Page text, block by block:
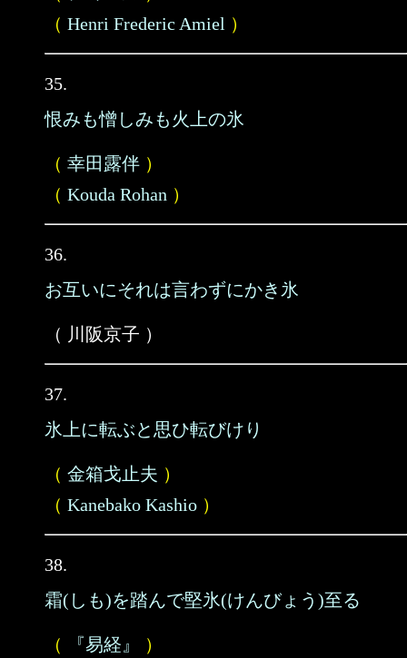
（ Henri Frederic Amiel ）
35.
恨みも憎しみも火上の氷
（ 幸田露伴 ）
（ Kouda Rohan ）
36.
お互いにそれは言わずにかき氷
（ 川阪京子 ）
37.
氷上に転ぶと思ひ転びけり
（ 金箱戈止夫 ）
（ Kanebako Kashio ）
38.
霜(しも)を踏んで堅氷(けんびょう)至る
（ 『易経』
）